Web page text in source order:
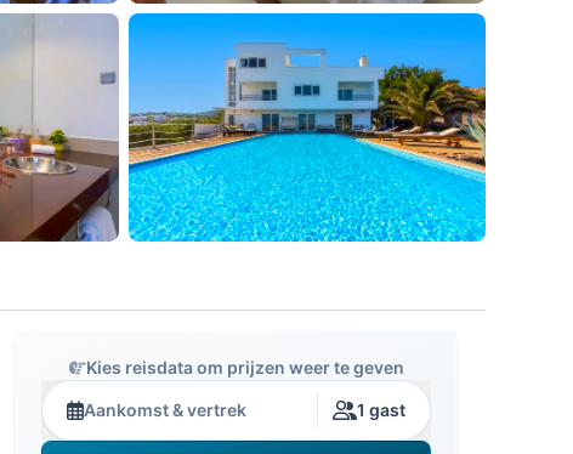
Kies reisdata om prijzen weer te geven
Aankomst & vertrek 1 gast